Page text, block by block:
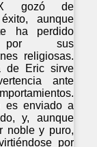
gozó de
aunque
ha perdido
sus
religiosas.
de Eric sirve
ante
es enviado a
y, aunque
noble y puro,
por